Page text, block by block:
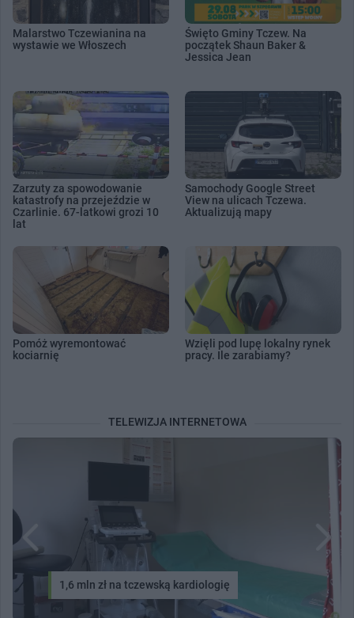
Malarstwo Tczewianina na
wystawie we Włoszech
Święto Gminy Tczew. Na
początek Shaun Baker &
Jessica Jean
Zarzuty za spowodowanie
katastrofy na przejeździe w
Czarlinie. 67-latkowi grozi 10
lat
Samochody Google Street
View na ulicach Tczewa.
Aktualizują mapy
Pomóż wyremontować
kociarnię
Wzięli pod lupę lokalny rynek
pracy. Ile zarabiamy?
TELEWIZJA INTERNETOWA
1,6 mln zł na tczewską kardiologię